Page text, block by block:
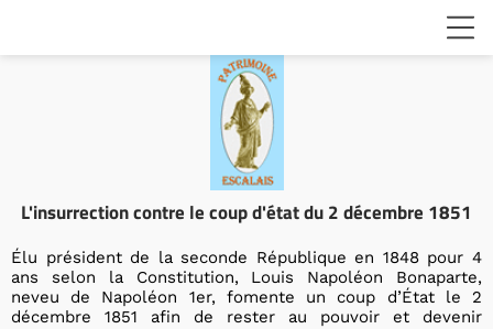
L'insurrection contre le coup d'état du 2 décembre 1851
Élu président de la seconde République en 1848 pour 4
ans selon la Constitution, Louis Napoléon Bonaparte,
neveu de Napoléon 1er, fomente un coup d’État le 2
décembre 1851 afin de rester au pouvoir et devenir